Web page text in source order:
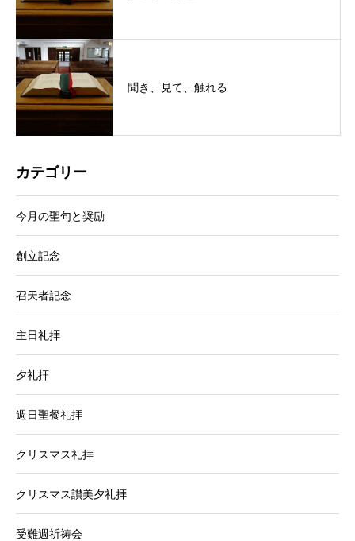
聞き、見て、触れる
カテゴリー
今月の聖句と奨励
創立記念
召天者記念
主日礼拝
夕礼拝
週日聖餐礼拝
クリスマス礼拝
クリスマス讃美夕礼拝
受難週祈祷会